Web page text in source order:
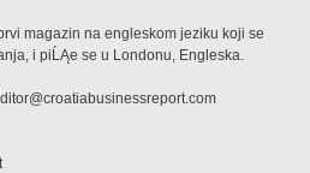
magazin na engleskom jeziku koji se
i piĹĄe se u Londonu, Engleska.